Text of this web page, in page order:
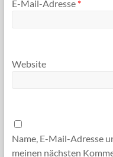
E-Mail-Adresse *
Website
Name, E-Mail-Adresse
meinen nächsten